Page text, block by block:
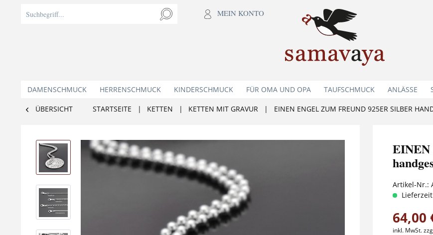
MEIN KONTO
DAMENSCHMUCK HERRENSCHMUCK KINDERSCHMUCK FÜR OMA UND OPA TAUFSCHMUCK ANLÄSSE
ÜBERSICHT STARTSEITE | KETTEN | KETTEN MIT GRAVUR | EINEN ENGEL ZUM FREUND 925ER SILBER
Artikel-Nr.:
64,00
inkl. MwSt.